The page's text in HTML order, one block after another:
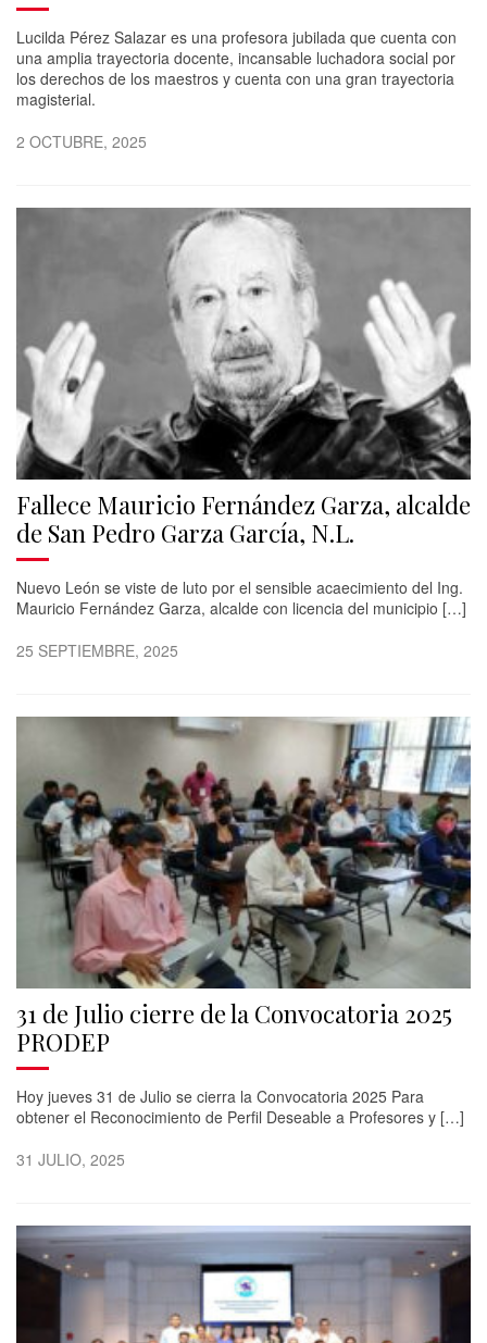
Lucilda Pérez Salazar es una profesora jubilada que cuenta con
una amplia trayectoria docente, incansable luchadora social por
los derechos de los maestros y cuenta con una gran trayectoria
magisterial.
2 OCTUBRE, 2025
Fallece Mauricio Fernández Garza, alcalde
de San Pedro Garza García, N.L.
Nuevo León se viste de luto por el sensible acaecimiento del Ing.
Mauricio Fernández Garza, alcalde con licencia del municipio […]
25 SEPTIEMBRE, 2025
31 de Julio cierre de la Convocatoria 2025
PRODEP
Hoy jueves 31 de Julio se cierra la Convocatoria 2025 Para
obtener el Reconocimiento de Perfil Deseable a Profesores y […]
31 JULIO, 2025